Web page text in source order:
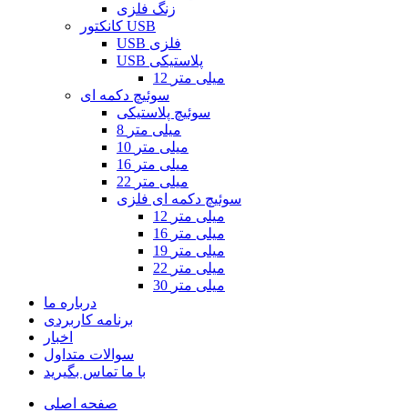
زنگ فلزی
کانکتور USB
USB فلزی
USB پلاستیکی
12 میلی متر
سوئیچ دکمه ای
سوئیچ پلاستیکی
8 میلی متر
10 میلی متر
16 میلی متر
22 میلی متر
سوئیچ دکمه ای فلزی
12 میلی متر
16 میلی متر
19 میلی متر
22 میلی متر
30 میلی متر
درباره ما
برنامه کاربردی
اخبار
سوالات متداول
با ما تماس بگیرید
صفحه اصلی